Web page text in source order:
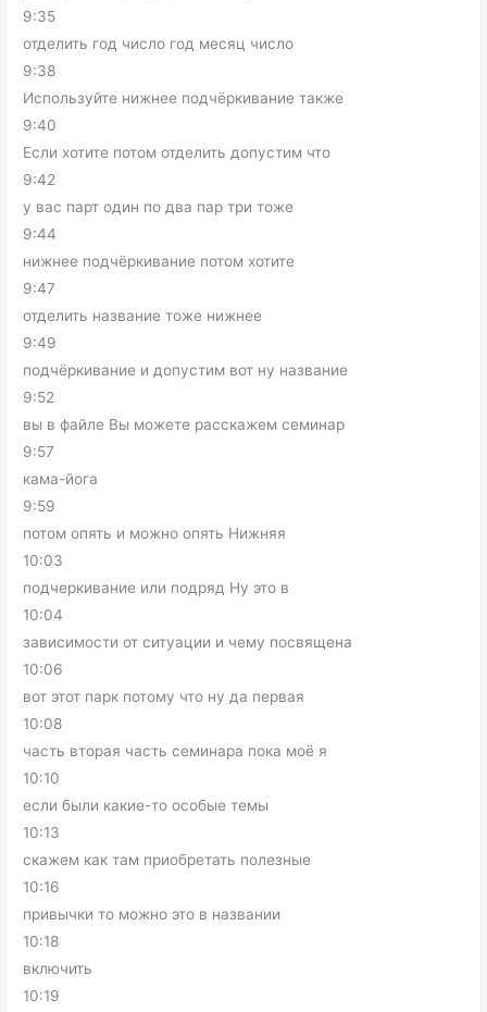
9:35
отделить год число год месяц число
9:38
Используйте нижнее подчёркивание также
9:40
Если хотите потом отделить допустим что
9:42
у вас парт один по два пар три тоже
9:44
нижнее подчёркивание потом хотите
9:47
отделить название тоже нижнее
9:49
подчёркивание и допустим вот ну название
9:52
вы в файле Вы можете расскажем семинар
9:57
кама-йога
9:59
потом опять и можно опять Нижняя
10:03
подчеркивание или подряд Ну это в
10:04
зависимости от ситуации и чему посвящена
10:06
вот этот парк потому что ну да первая
10:08
часть вторая часть семинара пока моё я
10:10
если были какие-то особые темы
10:13
скажем как там приобретать полезные
10:16
привычки то можно это в названии
10:18
включить
10:19